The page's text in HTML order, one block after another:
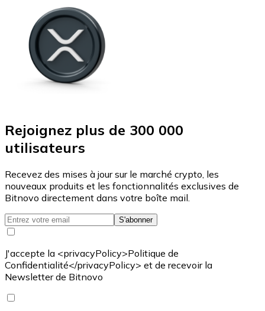
Rejoignez plus de 300 000
utilisateurs
Recevez des mises à jour sur le marché crypto, les
nouveaux produits et les fonctionnalités exclusives de
Bitnovo directement dans votre boîte mail.
S'abonner
J'accepte la <privacyPolicy>Politique de
Confidentialité</privacyPolicy> et de recevoir la
Newsletter de Bitnovo